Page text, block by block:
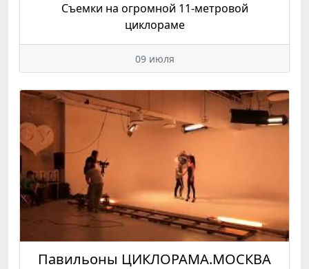
Съемки на огромной 11-метровой
циклораме
09 июля
Павильоны ЦИКЛОРАМА.МОСКВА